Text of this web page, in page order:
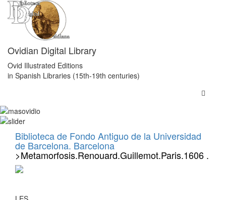
Ovidian Digital Library
Ovid Illustrated Editions
in Spanish Libraries (15th-19th centuries)
Biblioteca de Fondo Antiguo de la Universidad
de Barcelona. Barcelona
>Metamorfosis.Renouard.Guillemot.Paris.1606 .